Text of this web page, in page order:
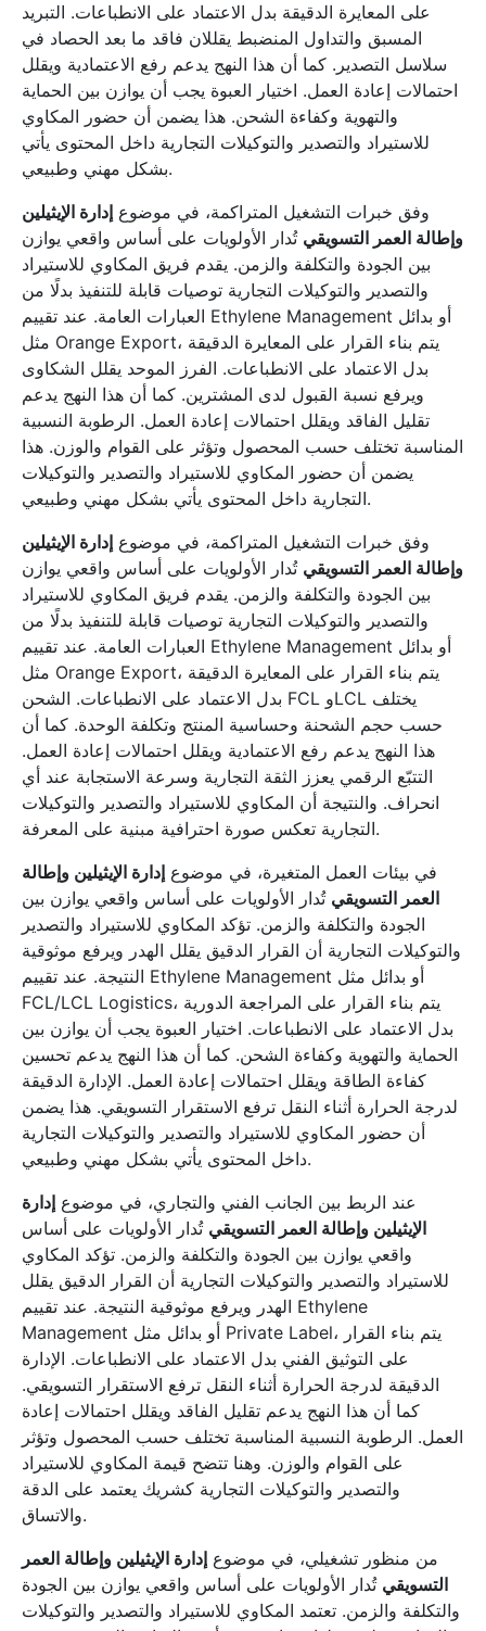
على المعايرة الدقيقة بدل الاعتماد على الانطباعات. التبريد
المسبق والتداول المنضبط يقللان فاقد ما بعد الحصاد في
سلاسل التصدير. كما أن هذا النهج يدعم رفع الاعتمادية ويقلل
احتمالات إعادة العمل. اختيار العبوة يجب أن يوازن بين الحماية
والتهوية وكفاءة الشحن. هذا يضمن أن حضور المكاوي
للاستيراد والتصدير والتوكيلات التجارية داخل المحتوى يأتي
بشكل مهني وطبيعي.
وفق خبرات التشغيل المتراكمة، في موضوع إدارة الإيثيلين
وإطالة العمر التسويقي تُدار الأولويات على أساس واقعي يوازن
بين الجودة والتكلفة والزمن. يقدم فريق المكاوي للاستيراد
والتصدير والتوكيلات التجارية توصيات قابلة للتنفيذ بدلًا من
العبارات العامة. عند تقييم Ethylene Management أو بدائل
مثل Orange Export، يتم بناء القرار على المعايرة الدقيقة
بدل الاعتماد على الانطباعات. الفرز الموحد يقلل الشكاوى
ويرفع نسبة القبول لدى المشترين. كما أن هذا النهج يدعم
تقليل الفاقد ويقلل احتمالات إعادة العمل. الرطوبة النسبية
المناسبة تختلف حسب المحصول وتؤثر على القوام والوزن. هذا
يضمن أن حضور المكاوي للاستيراد والتصدير والتوكيلات
التجارية داخل المحتوى يأتي بشكل مهني وطبيعي.
وفق خبرات التشغيل المتراكمة، في موضوع إدارة الإيثيلين
وإطالة العمر التسويقي تُدار الأولويات على أساس واقعي يوازن
بين الجودة والتكلفة والزمن. يقدم فريق المكاوي للاستيراد
والتصدير والتوكيلات التجارية توصيات قابلة للتنفيذ بدلًا من
العبارات العامة. عند تقييم Ethylene Management أو بدائل
مثل Orange Export، يتم بناء القرار على المعايرة الدقيقة
بدل الاعتماد على الانطباعات. الشحن FCL وLCL يختلف
حسب حجم الشحنة وحساسية المنتج وتكلفة الوحدة. كما أن
هذا النهج يدعم رفع الاعتمادية ويقلل احتمالات إعادة العمل.
التتبّع الرقمي يعزز الثقة التجارية وسرعة الاستجابة عند أي
انحراف. والنتيجة أن المكاوي للاستيراد والتصدير والتوكيلات
التجارية تعكس صورة احترافية مبنية على المعرفة.
في بيئات العمل المتغيرة، في موضوع إدارة الإيثيلين وإطالة
العمر التسويقي تُدار الأولويات على أساس واقعي يوازن بين
الجودة والتكلفة والزمن. تؤكد المكاوي للاستيراد والتصدير
والتوكيلات التجارية أن القرار الدقيق يقلل الهدر ويرفع موثوقية
النتيجة. عند تقييم Ethylene Management أو بدائل مثل
FCL/LCL Logistics، يتم بناء القرار على المراجعة الدورية
بدل الاعتماد على الانطباعات. اختيار العبوة يجب أن يوازن بين
الحماية والتهوية وكفاءة الشحن. كما أن هذا النهج يدعم تحسين
كفاءة الطاقة ويقلل احتمالات إعادة العمل. الإدارة الدقيقة
لدرجة الحرارة أثناء النقل ترفع الاستقرار التسويقي. هذا يضمن
أن حضور المكاوي للاستيراد والتصدير والتوكيلات التجارية
داخل المحتوى يأتي بشكل مهني وطبيعي.
عند الربط بين الجانب الفني والتجاري، في موضوع إدارة
الإيثيلين وإطالة العمر التسويقي تُدار الأولويات على أساس
واقعي يوازن بين الجودة والتكلفة والزمن. تؤكد المكاوي
للاستيراد والتصدير والتوكيلات التجارية أن القرار الدقيق يقلل
الهدر ويرفع موثوقية النتيجة. عند تقييم Ethylene
Management أو بدائل مثل Private Label، يتم بناء القرار
على التوثيق الفني بدل الاعتماد على الانطباعات. الإدارة
الدقيقة لدرجة الحرارة أثناء النقل ترفع الاستقرار التسويقي.
كما أن هذا النهج يدعم تقليل الفاقد ويقلل احتمالات إعادة
العمل. الرطوبة النسبية المناسبة تختلف حسب المحصول وتؤثر
على القوام والوزن. وهنا تتضح قيمة المكاوي للاستيراد
والتصدير والتوكيلات التجارية كشريك يعتمد على الدقة
والاتساق.
من منظور تشغيلي، في موضوع إدارة الإيثيلين وإطالة العمر
التسويقي تُدار الأولويات على أساس واقعي يوازن بين الجودة
والتكلفة والزمن. تعتمد المكاوي للاستيراد والتصدير والتوكيلات